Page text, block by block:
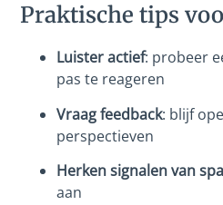
Praktische tips
Luister actief: probeer
pas te reageren
Vraag feedback: blijf
perspectieven
Herken signalen van
aan